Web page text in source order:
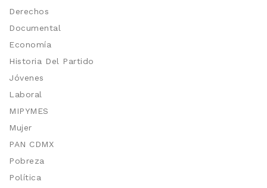
Derechos
Documental
Economía
Historia Del Partido
Jóvenes
Laboral
MIPYMES
Mujer
PAN CDMX
Pobreza
Política